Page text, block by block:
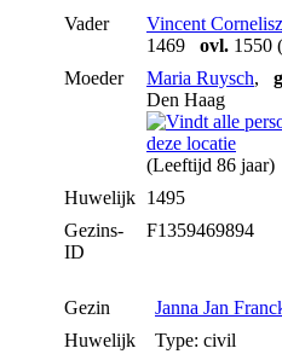
Vader Vincent
1469 ovl. 1550
Moeder
Maria Ruysch,
Den Haag
(Leeftijd 86 jaar)
Huwelijk 1495
Gezins-
ID
F1359469894
Gezin Janna Jan
Huwelijk
Type: civil